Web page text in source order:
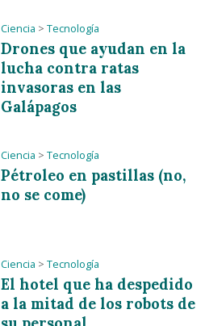
Ciencia > Tecnología
Drones que ayudan en la
lucha contra ratas
invasoras en las
Galápagos
Ciencia > Tecnología
Pétroleo en pastillas (no,
no se come)
Ciencia > Tecnología
El hotel que ha despedido
a la mitad de los robots de